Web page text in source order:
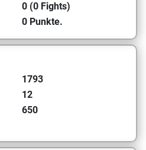
0 (0 Fights)
0 Punkte.
1793
12
650